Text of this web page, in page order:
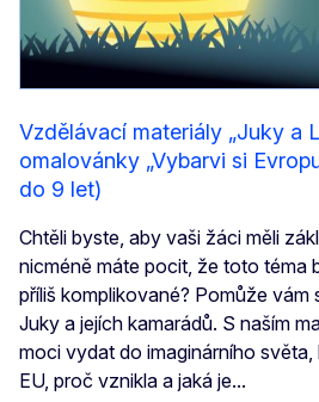
Vzdělávací materiály „Juky a
omalovánky „Vybarvi si
do 9 let)
Chtěli byste, aby vaši žáci měli
nicméně máte pocit, že toto téma
příliš komplikované? Pomůže vám
Juky a jejích kamarádů. S naším
moci vydat do imaginárního
EU, proč vznikla a jaká je...